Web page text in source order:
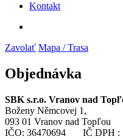
Kontakt
Zavolať Mapa / Trasa
Objednávka
SBK s.r.o. Vranov nad
Boženy Němcovej 1,
093 01 Vranov nad Topľou
IČO: 36470694 IČ DPH :